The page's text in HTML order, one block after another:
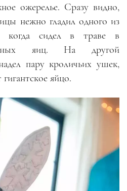
ожерелье. Сразу видно,
нежно гладил одного из
когда сидел в траве в
яиц. На другой
пару кроличьих ушек,
яйцо.